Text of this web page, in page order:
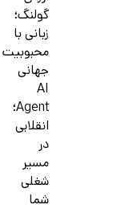
گولنگ؛
زبانی با
محبوبیت
جهانی
AI
Agent؛
انقلابی
در
مسیر
شغلی